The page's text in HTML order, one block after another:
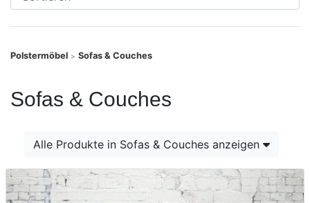
Polstermöbel > Sofas & Couches
Sofas & Couches
Alle Produkte in Sofas & Couches anzeigen
SALE
Möbel-
Finanzierung